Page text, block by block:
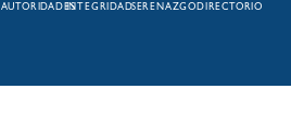
AUTORIDADESINTEGRIDADSERENAZGODIRECTORIO